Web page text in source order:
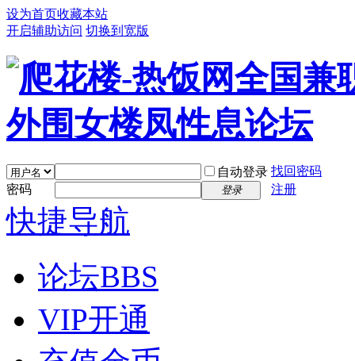
设为首页收藏本站
开启辅助访问 切换到宽版
自动登录 找回密码
密码
登录 注册
快捷导航
论坛BBS
VIP开通